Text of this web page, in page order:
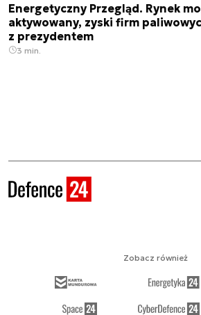
Energetyczny Przegląd. Rynek
aktywowany, zyski firm
z prezydentem
3 min.
Zobacz również